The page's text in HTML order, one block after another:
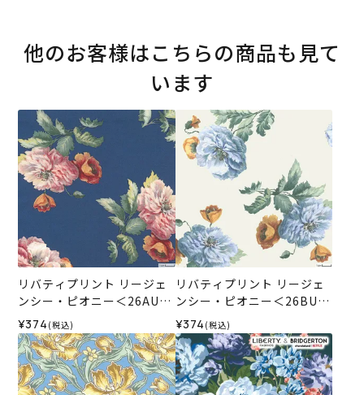
他のお客様はこちらの商品も見て
います
リバティプリント リージェ
ンシー・ピオニー＜26AU＞
生地 （リバティ・ファブリ
ックス）2026SS
¥374 (税込)
リバティプリント リージェ
ンシー・ピオニー＜26BU＞
生地 （リバティ・ファブリ
ックス）2026SS
¥374 (税込)